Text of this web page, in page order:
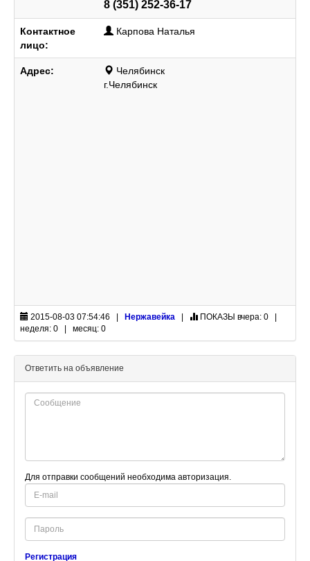
8 (351) 252-36-17
Контактное
лицо:
Карпова Наталья
Адрес:
Челябинск
г.Челябинск
2015-08-03 07:54:46 | Нержавейка | ПОКАЗЫ вчера: 0 |
неделя: 0 | месяц: 0
Ответить на объявление
Для отправки сообщений необходима авторизация.
E-
mail
Password
Регистрация